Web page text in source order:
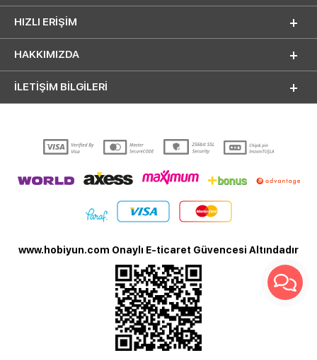
HIZLI ERIŞIM
HAKKIMIZDA
İLETİŞİM BİLGİLERİ
www.hobiyun.com Onaylı E-ticaret Güvencesi Altındadır